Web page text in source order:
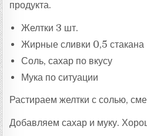
продукта.
Желтки 3 шт.
Жирные сливки 0,5 стакана
Соль, сахар по вкусу
Мука по ситуации
Растираем желтки с солью,
Добавляем сахар и муку.